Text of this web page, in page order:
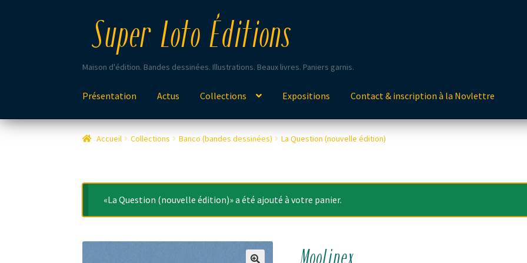
Aller
navigation
Aller
contenu
Super Loto Éditions
Maison d'édition. Bandes dessinées. Illustrations. Beaux livres. Paniers garnis.
Présentation Actus Collections Expositions Contact & inscription à la Novlettre
Accueil Collections Banco (bandes dessinées) La Question (nouvelle édition)
«La Question (nouvelle édition)» a été ajouté à votre panier.